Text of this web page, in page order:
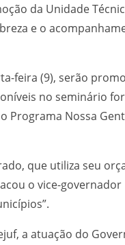
da Unidade
e o
feira (9), serão
no seminário
Programa Nossa
que utiliza seu
o vice-
a atuação do